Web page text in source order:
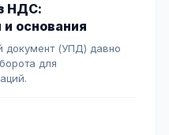
НДС:
основания
документ (УПД) давно
для